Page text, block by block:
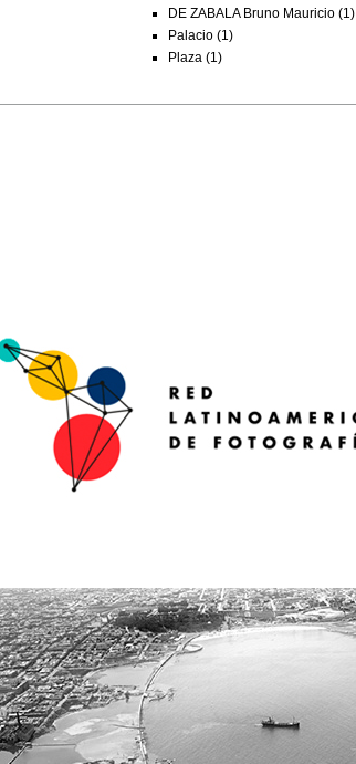
DE ZABALA Bruno Mauricio (1)
Palacio (1)
Plaza (1)